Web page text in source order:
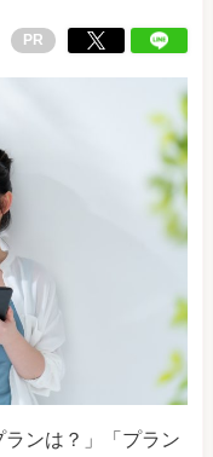
PR
ランは？」「プラン